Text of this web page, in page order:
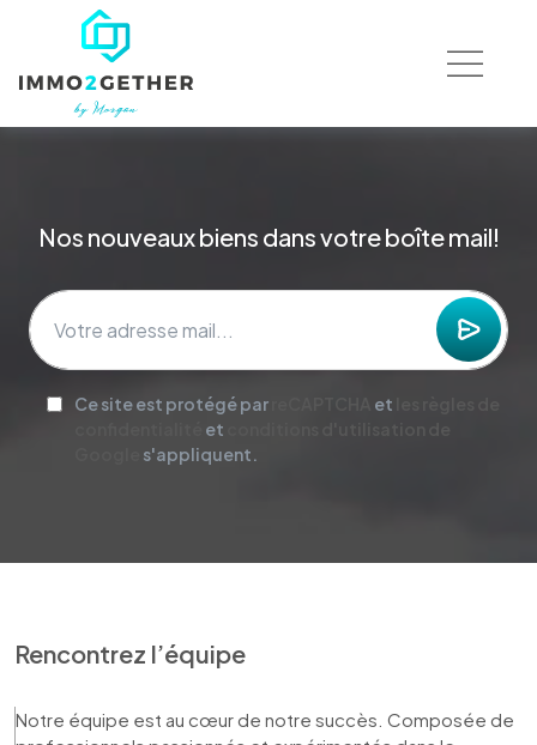
Nos nouveaux biens dans votre boîte mail!
Ce site est protégé par et
et
s'appliquent.
Rencontrez l’équipe
Notre équipe est au cœur de notre succès. Composée de